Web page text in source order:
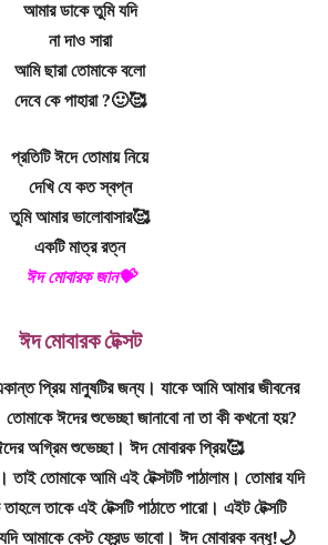
আমার ডাকে তুমি যদি
না দাও সারা
আমি ছারা তোমাকে বলো
দেবে কে পাহারা ?🙂🥰
প্রতিটি ঈদে তোমায় নিয়ে
দেখি যে কত স্বপ্ন
তুমি আমার ভালোবাসার🥰
একটি মাত্র রত্ন
ঈদ মোবারক জান💝
ঈদ মোবারক টেক্সট
প্রিয় মানুষটির জন্য। যাকে আমি আমার জীবনের
তোমাকে ঈদের শুভেচ্ছা জানাবো না তা কী কখনো হয়?
অগ্রিম শুভেচ্ছা। ঈদ মোবারক প্রিয়🥰
তাই তোমাকে আমি এই টেক্সটটি পাঠালাম। তোমার যদি
তাকে এই টেক্সটি পাঠাতে পারো। এইট টেক্সটি
আমাকে বেস্ট ফ্রেন্ড ভাবো। ঈদ মোবারক বন্ধু!🌙